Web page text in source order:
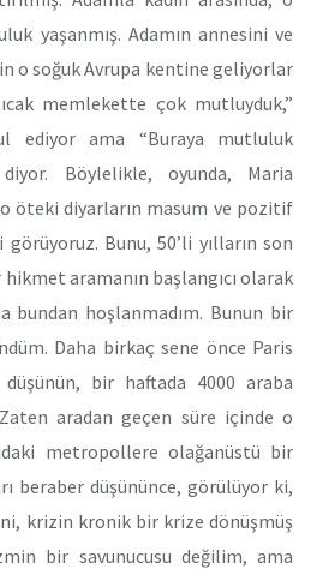
yaşanmış. Adamın annesini ve
o soğuk Avrupa kentine geliyorlar
memlekette çok mutluyduk,”
ediyor ama “Buraya mutluluk
Böylelikle, oyunda, Maria
öteki diyarların masum ve pozitif
Bunu, 50’li yılların son
aramanın başlangıcı olarak
bundan hoşlanmadım. Bunun bir
Daha birkaç sene önce Paris
düşünün, bir haftada 4000 araba
aradan geçen süre içinde o
metropollere olağanüstü bir
beraber düşününce, görülüyor ki,
krizin kronik bir krize dönüşmüş
bir savunucusu değilim, ama